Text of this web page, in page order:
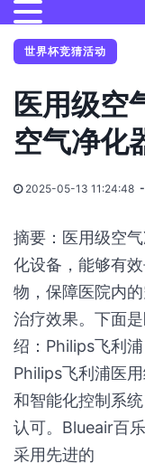
世界杯竞猜活动
医用级空
空气净化
2025-05-13 11:24:48
摘要：医用级空
化设备，能够有
物，保障医院内
治疗效果。下面
绍：Philips飞利
Philips飞利浦医
和智能化控制系
认可。Blueair百
采用先进的